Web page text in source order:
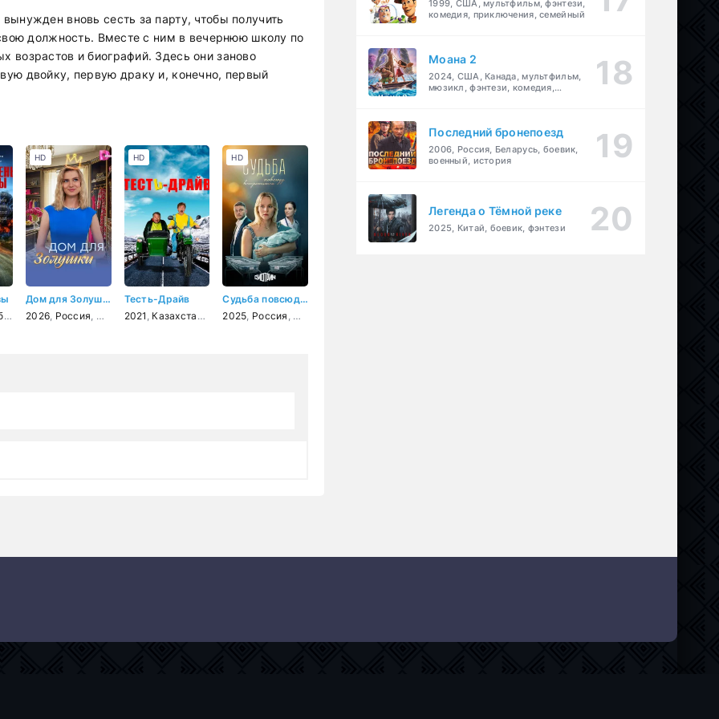
вновь сесть за парту, чтобы получить
должность. Вместе с ним в вечернюю школу по
и биографий. Здесь они заново
двойку, первую драку и, конечно, первый
, детектив,драма криминал
Дом для Золушки
2026 Россия мелодрама
HD
Тесть-Драйв
2021 Казахстан , комедия
HD
Судьба повсюду встретится
2025 Россия мелодрама
HD
1999, США, мультфильм, фэнтези,
комедия, приключения, семейный
Моана 2
2024, США, Канада, мультфильм,
мюзикл, фэнтези, комедия,
Последний бронепоезд
2006, Россия, Беларусь, боевик,
военный, история
Легенда о Тёмной реке
2025, Китай, боевик, фэнтези